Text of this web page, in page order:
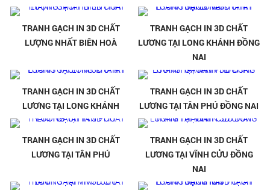
TRANH GẠCH IN 3D CHẤT
LƯỢNG NHẤT BIÊN HOÀ
TRANH GẠCH IN 3D CHẤT
LƯƠNG TẠI LONG KHÁNH ĐỒNG
NAI
TRANH GẠCH IN 3D CHẤT
LƯƠNG TẠI LONG KHÁNH
TRANH GẠCH IN 3D CHẤT
LƯƠNG TẠI TÂN PHÚ ĐỒNG NAI
TRANH GẠCH IN 3D CHẤT
LƯƠNG TẠI TÂN PHÚ
TRANH GẠCH IN 3D CHẤT
LƯƠNG TẠI VĨNH CỬU ĐỒNG
NAI